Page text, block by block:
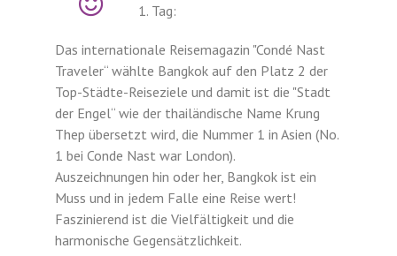
1. Tag:
Das internationale Reisemagazin "Condé Nast
Traveler“ wählte Bangkok auf den Platz 2 der
Top-Städte-Reiseziele und damit ist die "Stadt
der Engel“ wie der thailändische Name Krung
Thep übersetzt wird, die Nummer 1 in Asien (No.
1 bei Conde Nast war London).
Auszeichnungen hin oder her, Bangkok ist ein
Muss und in jedem Falle eine Reise wert!
Faszinierend ist die Vielfältigkeit und die
harmonische Gegensätzlichkeit.